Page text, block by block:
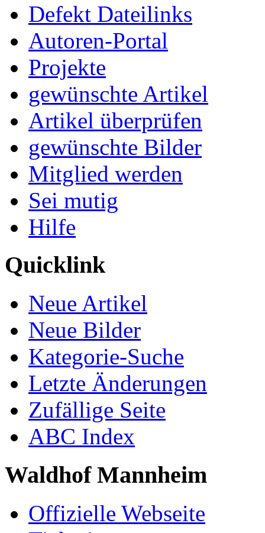
Defekt Dateilinks
Autoren-Portal
Projekte
gewünschte Artikel
Artikel überprüfen
gewünschte Bilder
Mitglied werden
Sei mutig
Hilfe
Quicklink
Neue Artikel
Neue Bilder
Kategorie-Suche
Letzte Änderungen
Zufällige Seite
ABC Index
Waldhof Mannheim
Offizielle Webseite